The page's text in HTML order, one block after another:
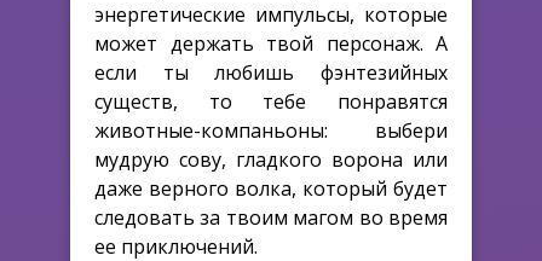
энергетические импульсы, которые
может держать твой персонаж. А
если ты любишь фэнтезийных
существ, то тебе понравятся
животные-компаньоны: выбери
мудрую сову, гладкого ворона или
даже верного волка, который будет
следовать за твоим магом во время
ее приключений.